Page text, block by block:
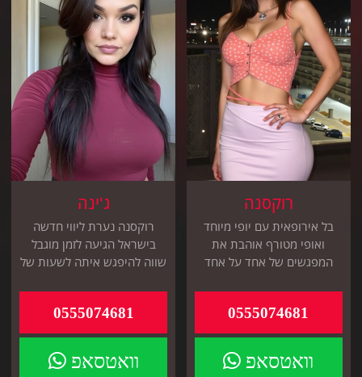
רוקסנה
בל אירופאית עם יופי מיוחד
ואופי מטורף אוהבת את
המפגשים של אחד על אחד
0555074681
וואטסאפ
ג'ינה
רוקסנה נערת ליווי חדשה
בישראל הגיעה לזמן מוגבל
שווה להיפגש איתה לשעות של
0555074681
וואטסאפ